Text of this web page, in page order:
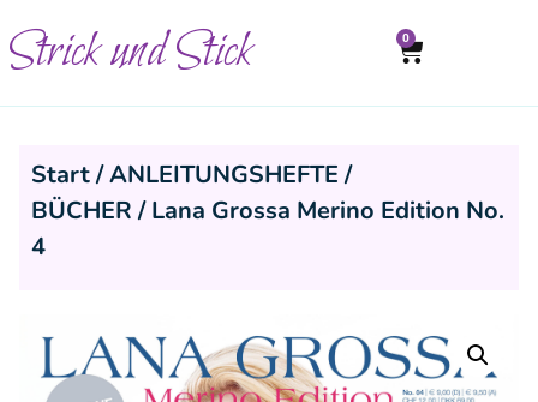
Strick und Stick 0
Start/ANLEITUNGSHEFTE /
BÜCHER/ Lana Grossa Merino Edition No.
4